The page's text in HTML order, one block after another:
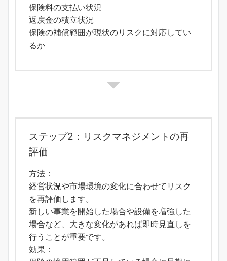
保険料の支払い状況
返戻金の積立状況
保険の補償範囲が現状のリスクに対応してい
るか
ステップ2：リスクマネジメントの再
評価
方法：
経営状況や市場環境の変化に合わせてリスク
を再評価します。
新しい事業を開始した場合や設備を増強した
場合など、大きな変化があれば即時見直しを
行うことが重要です。
効果：